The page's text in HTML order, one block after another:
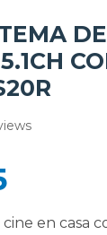
en casa